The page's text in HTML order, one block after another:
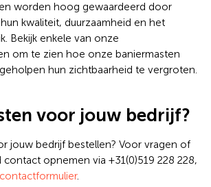
worden hoog gewaardeerd door
kwaliteit, duurzaamheid en het
Bekijk enkele van onze
om te zien hoe onze baniermasten
hun zichtbaarheid te vergroten.
voor jouw bedrijf?
jouw bedrijf bestellen? Voor vragen of
contact opnemen via +31(0)519 228 228,
contactformulier.